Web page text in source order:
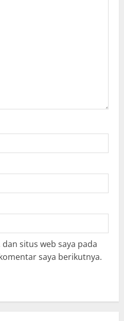
situs web saya pada
saya berikutnya.